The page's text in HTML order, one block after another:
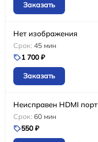
Заказать
Нет изображения
45 мин
1 700 ₽
Заказать
Неисправен HDMI порт
60 мин
550 ₽